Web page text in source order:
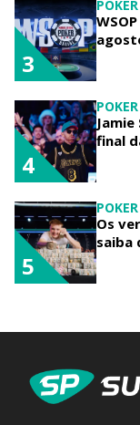
POKER
3
POKER
final
4
POKER
Os
saiba
5